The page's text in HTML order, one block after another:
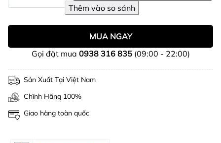
MUA NGAY
Gọi đặt mua 0938 316 835(09:00 - 22:00)
Sản Xuất Tại Việt Nam
Chĩnh Hãng 100%
Giao hàng toàn quốc